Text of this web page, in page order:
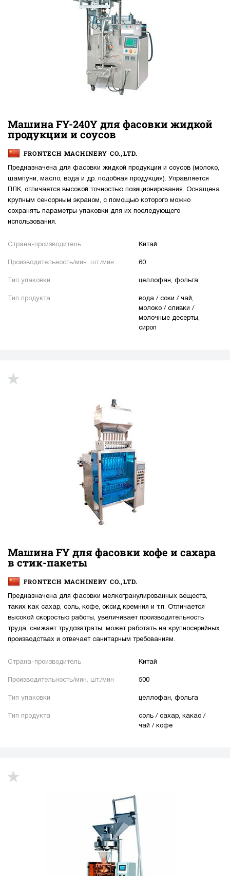
Машина FY-240Y для фасовки жидкой
продукции и соусов
FRONTECH MACHINERY CO.,LTD.
Предназначена для фасовки жидкой продукции и соусов (молоко,
шампуни, масло, вода и др. подобная продукция). Управляется
ПЛК, отличается высокой точностью позиционирования. Оснащена
крупным сенсорным экраном, с помощью которого можно
сохранять параметры упаковки для их последующего
использования.
Страна-производитель Китай
Производительность/мин. шт./мин 60
Тип упаковки целлофан, фольга
Тип продукта
вода / соки / чай,
молоко / сливки /
молочные десерты,
сироп
Машина FY для фасовки кофе и сахара
в стик-пакеты
FRONTECH MACHINERY CO.,LTD.
Предназначена для фасовки мелкогранулированных веществ,
таких как сахар, соль, кофе, оксид кремния и т.п. Отличается
высокой скоростью работы, увеличивает производительность
труда, снижает трудозатраты, может работать на крупносерийных
производствах и отвечает санитарным требованиям.
Страна-производитель Китай
Производительность/мин. шт./мин 500
Тип упаковки целлофан, фольга
Тип продукта
соль / сахар, какао /
чай / кофе